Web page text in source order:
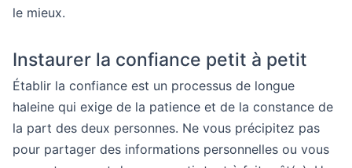
le mieux.
Instaurer la confiance petit à petit
Établir la confiance est un processus de longue
haleine qui exige de la patience et de la constance de
la part des deux personnes. Ne vous précipitez pas
pour partager des informations personnelles ou vous